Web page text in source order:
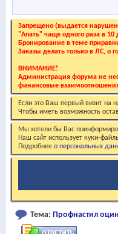
Запрещено (выдается
"Апать" чаще одного раза в
Бронирование в теме
Заказы делать только в ЛС, о
ВНИМАНИЕ!
Администрация форума не
финансовые
Если это Ваш первый визит на
Чтобы иметь возможность
Мы хотели бы Вас
Наш сайт использует куки-
Подробнее о персональных
Тема: Профнастил